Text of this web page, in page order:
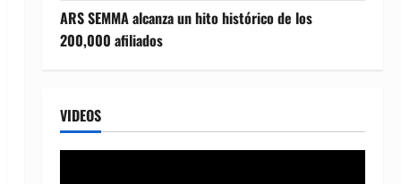
ARS SEMMA alcanza un hito histórico de los
200,000 afiliados
VIDEOS